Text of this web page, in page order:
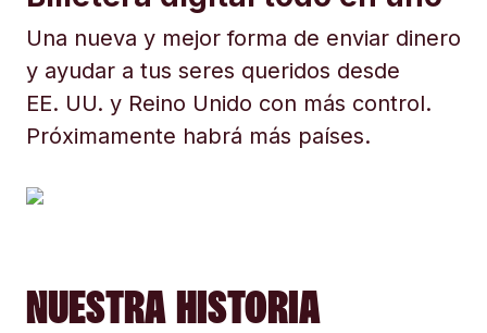
Una nueva y mejor forma de enviar dinero
y ayudar a tus seres queridos desde
EE. UU. y Reino Unido con más control.
Próximamente habrá más países.
NUESTRA HISTORIA